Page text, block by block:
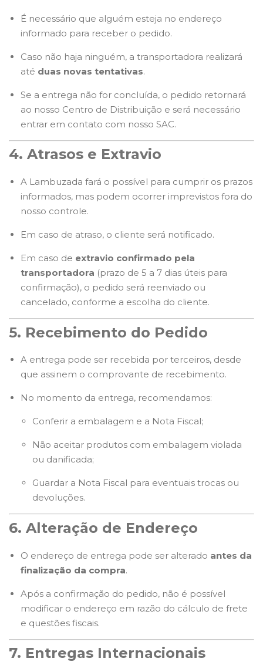
É necessário que alguém esteja no endereço
informado para receber o pedido.
Caso não haja ninguém, a transportadora realizará
até duas novas tentativas.
Se a entrega não for concluída, o pedido retornará
ao nosso Centro de Distribuição e será necessário
entrar em contato com nosso SAC.
4. Atrasos e Extravio
A Lambuzada fará o possível para cumprir os prazos
informados, mas podem ocorrer imprevistos fora do
nosso controle.
Em caso de atraso, o cliente será notificado.
Em caso de extravio confirmado pela
transportadora (prazo de 5 a 7 dias úteis para
confirmação), o pedido será reenviado ou
cancelado, conforme a escolha do cliente.
5. Recebimento do Pedido
A entrega pode ser recebida por terceiros, desde
que assinem o comprovante de recebimento.
No momento da entrega, recomendamos:
Conferir a embalagem e a Nota Fiscal;
Não aceitar produtos com embalagem violada
ou danificada;
Guardar a Nota Fiscal para eventuais trocas ou
devoluções.
6. Alteração de Endereço
O endereço de entrega pode ser alterado antes da
finalização da compra.
Após a confirmação do pedido, não é possível
modificar o endereço em razão do cálculo de frete
e questões fiscais.
7. Entregas Internacionais